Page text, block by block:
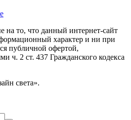
то, что данный интернет-сайт
характер и ни при
публичной офертой,
ч. 2 ст. 437 Гражданского кодекса
света».